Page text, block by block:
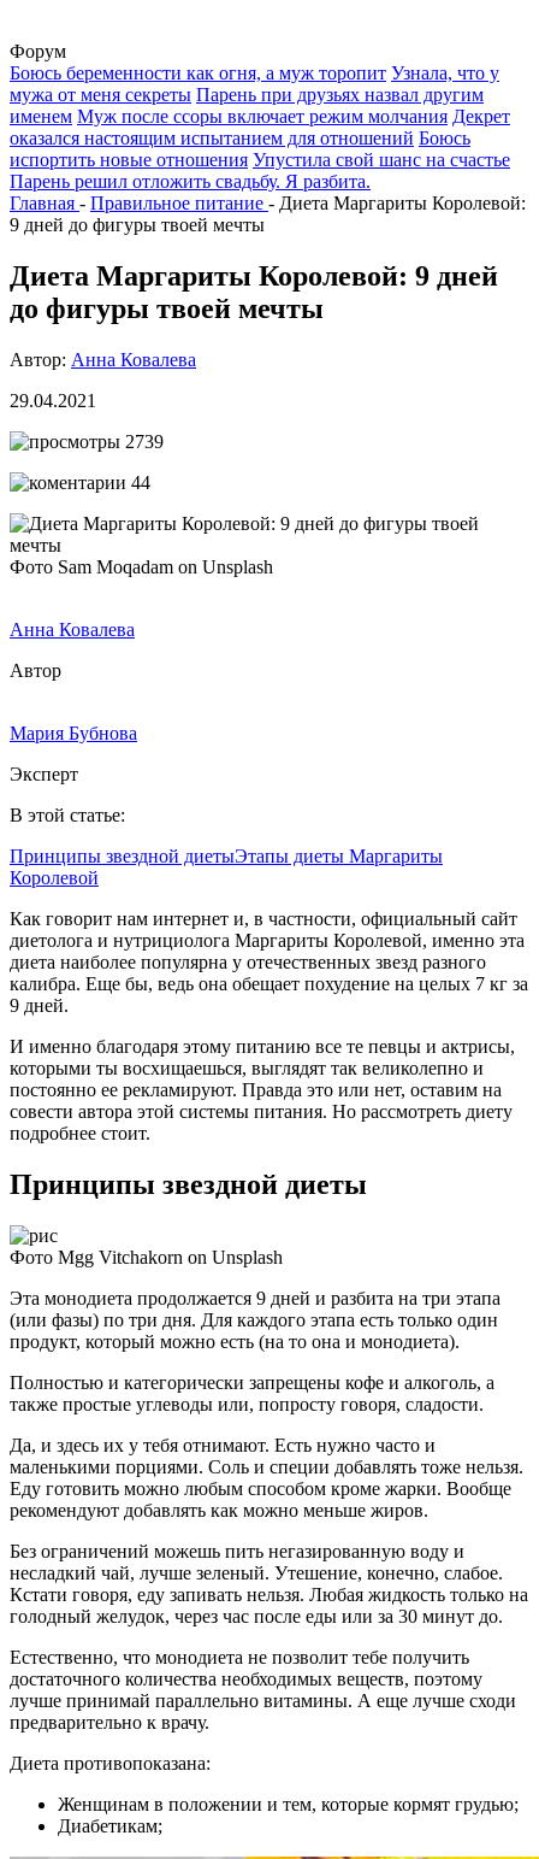
Форум
Боюсь беременности как огня, а муж торопит Узнала, что у
мужа от меня секреты Парень при друзьях назвал другим
именем Муж после ссоры включает режим молчания Декрет
оказался настоящим испытанием для отношений Боюсь
испортить новые отношения Упустила свой шанс на счастье
Парень решил отложить свадьбу. Я разбита.
Главная - Правильное питание - Диета Маргариты Королевой:
9 дней до фигуры твоей мечты
Диета Маргариты Королевой: 9 дней
до фигуры твоей мечты
Автор: Анна Ковалева
29.04.2021
2739
44
Фото Sam Moqadam on Unsplash
Анна Ковалева
Автор
Мария Бубнова
Эксперт
В этой статье:
Принципы звездной диетыЭтапы диеты Маргариты
Королевой
Как говорит нам интернет и, в частности, официальный сайт
диетолога и нутрициолога Маргариты Королевой, именно эта
диета наиболее популярна у отечественных звезд разного
калибра. Еще бы, ведь она обещает похудение на целых 7 кг за
9 дней.
И именно благодаря этому питанию все те певцы и актрисы,
которыми ты восхищаешься, выглядят так великолепно и
постоянно ее рекламируют. Правда это или нет, оставим на
совести автора этой системы питания. Но рассмотреть диету
подробнее стоит.
Принципы звездной диеты
Фото Mgg Vitchakorn on Unsplash
Эта монодиета продолжается 9 дней и разбита на три этапа
(или фазы) по три дня. Для каждого этапа есть только один
продукт, который можно есть (на то она и монодиета).
Полностью и категорически запрещены кофе и алкоголь, а
также простые углеводы или, попросту говоря, сладости.
Да, и здесь их у тебя отнимают. Есть нужно часто и
маленькими порциями. Соль и специи добавлять тоже нельзя.
Еду готовить можно любым способом кроме жарки. Вообще
рекомендуют добавлять как можно меньше жиров.
Без ограничений можешь пить негазированную воду и
несладкий чай, лучше зеленый. Утешение, конечно, слабое.
Кстати говоря, еду запивать нельзя. Любая жидкость только на
голодный желудок, через час после еды или за 30 минут до.
Естественно, что монодиета не позволит тебе получить
достаточного количества необходимых веществ, поэтому
лучше принимай параллельно витамины. А еще лучше сходи
предварительно к врачу.
Диета противопоказана:
Женщинам в положении и тем, которые кормят грудью;
Диабетикам;